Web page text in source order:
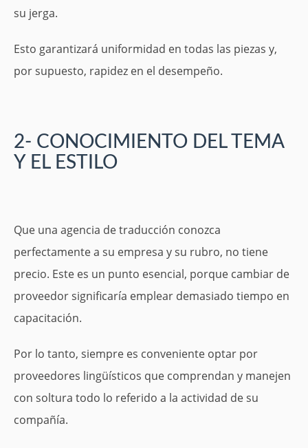
su jerga.
Esto garantizará uniformidad en todas las piezas y,
por supuesto, rapidez en el desempeño.
2- CONOCIMIENTO DEL TEMA
Y EL ESTILO
Que una agencia de traducción conozca
perfectamente a su empresa y su rubro, no tiene
precio. Este es un punto esencial, porque cambiar de
proveedor significaría emplear demasiado tiempo en
capacitación.
Por lo tanto, siempre es conveniente optar por
proveedores lingüísticos que comprendan y manejen
con soltura todo lo referido a la actividad de su
compañía.